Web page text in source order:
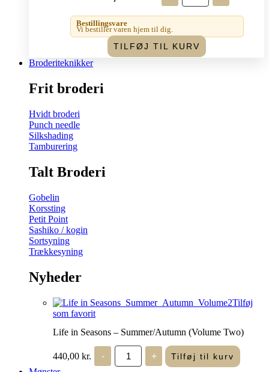
-
Tusindfryd
VO
antal
Bestillingsvare
Vi bestiller varen hjem til dig.
TILFØJ TIL KURV
Broderiteknikker
Frit broderi
Hvidt broderi
Punch needle
Silkshading
Tamburering
Talt Broderi
Gobelin
Korssting
Petit Point
Sashiko / kogin
Sortsyning
Trækkesyning
Nyheder
Tilføj
som favorit
Life in Seasons – Summer/Autumn (Volume Two)
440,00 kr. -
Life
Seasons
+ Tilføj til kurv